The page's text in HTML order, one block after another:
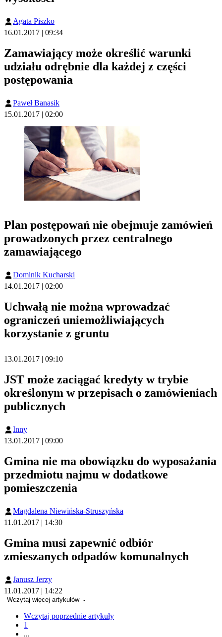
Agata Piszko
16.01.2017 | 09:34
Zamawiający może określić warunki
udziału odrębnie dla każdej z części
postępowania
Paweł Banasik
15.01.2017 | 02:00
Plan postępowań nie obejmuje zamówień
prowadzonych przez centralnego
zamawiającego
Dominik Kucharski
14.01.2017 | 02:00
Uchwałą nie można wprowadzać
ograniczeń uniemożliwiających
korzystanie z gruntu
13.01.2017 | 09:10
JST może zaciągać kredyty w trybie
określonym w przepisach o zamówieniach
publicznych
Inny
13.01.2017 | 09:00
Gmina nie ma obowiązku do wyposażania
przedmiotu najmu w dodatkowe
pomieszczenia
Magdalena Niewińska-Struszyńska
11.01.2017 | 14:30
Gmina musi zapewnić odbiór
zmieszanych odpadów komunalnych
Janusz Jerzy
11.01.2017 | 14:22
Wczytaj więcej artykułów
Wczytaj poprzednie artykuły
1
...